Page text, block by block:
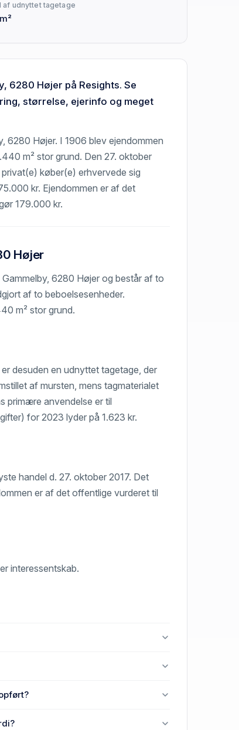
af udnyttet tagetage
6280 Højer på Resights. Se
størrelse, ejerinfo og meget
6280 Højer. I 1906 blev ejendommen
m² stor grund. Den 27. oktober
køber(e) erhvervede sig
kr. Ejendommen er af det
179.000 kr.
Højer
6280 Højer og består af to
af to beboelsesenheder.
m² stor grund.
desuden en udnyttet tagetage, der
af mursten, mens tagmaterialet
primære anvendelse er til
for 2023 lyder på 1.623 kr.
handel d. 27. oktober 2017. Det
er af det offentlige vurderet til
interessentskab.